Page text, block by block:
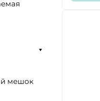
мешок